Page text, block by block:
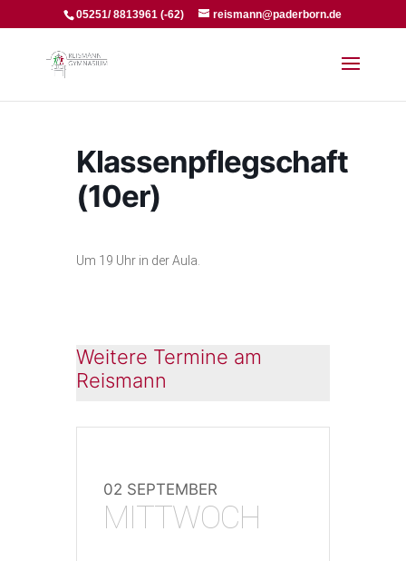
05251/ 8813961 (-62) reismann@paderborn.de
Klassenpflegschaft
(10er)
Um 19 Uhr in der Aula.
Weitere Termine am
Reismann
02 SEPTEMBER
MITTWOCH